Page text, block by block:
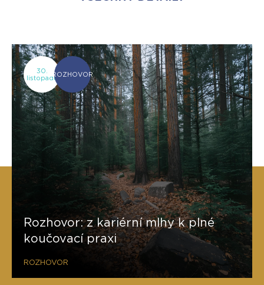
30.
listopaduROZHOVOR
Rozhovor: z kariérní mlhy k plné
koučovací praxi
ROZHOVOR